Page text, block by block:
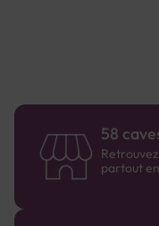
58
partout